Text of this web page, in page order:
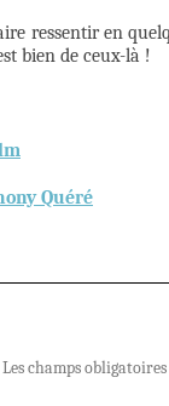
ressentir en
bien de ceux-là !
Quéré
Les champs